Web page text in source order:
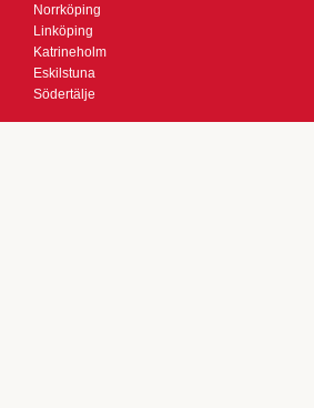
Norrköping
Linköping
Katrineholm
Eskilstuna
Södertälje